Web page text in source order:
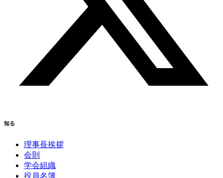
知る
理事長挨拶
会則
学会組織
役員名簿